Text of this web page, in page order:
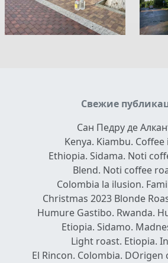
Свежие
Сан Педру де
Kenya. Kiambu.
Ethiopia. Sidama. Noti
Blend. Noti coffee
Colombia la ilusion.
Christmas 2023 Blonde
Humure Gastibo. Rwanda.
Etiopia. Sidamo.
Light roast. Etiopia.
El Rincon. Colombia.